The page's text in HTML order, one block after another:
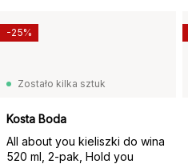
Zostało kilka sztuk
Kosta Boda
All about you kieliszki do wina
520 ml, 2‑pak, Hold you
-25%